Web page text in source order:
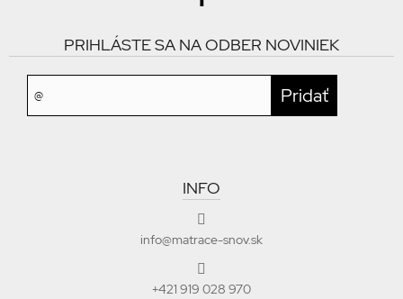
PRIHLÁSTE SA NA ODBER NOVINIEK
INFO
info@matrace-snov.sk
+421 919 028 970